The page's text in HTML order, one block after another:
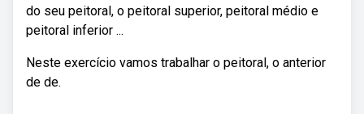
do seu peitoral, o peitoral superior, peitoral médio e
peitoral inferior ...
Neste exercício vamos trabalhar o peitoral, o anterior
de de.